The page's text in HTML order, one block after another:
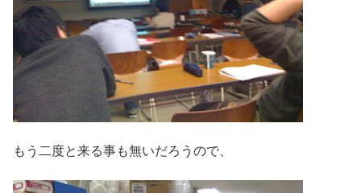
もう二度と来る事も無いだろうので、